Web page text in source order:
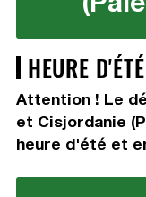
HEURE
Attention ! Le
et Cisjordanie
heure d'été et